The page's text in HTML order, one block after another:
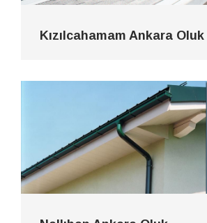
Kızılcahamam Ankara Oluk